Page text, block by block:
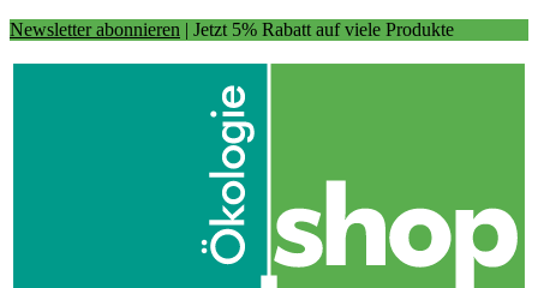
Newsletter abonnieren | Jetzt 5% Rabatt auf viele Produkte